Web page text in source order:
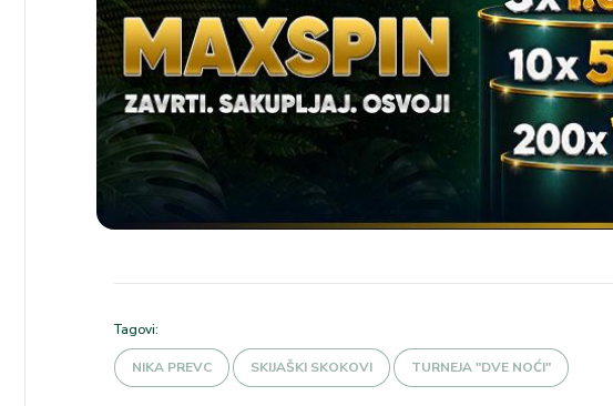
Tagovi:
NIKA PREVC SKIJAŠKI SKOKOVI TURNEJA "DVE NOĆI"